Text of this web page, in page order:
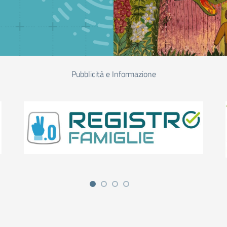
Pubblicità e Informazione